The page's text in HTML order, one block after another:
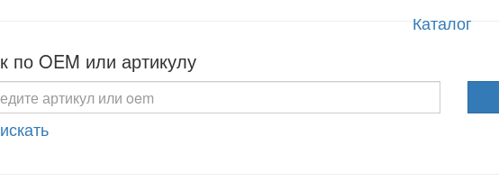
Каталог
по OEM или артикулу